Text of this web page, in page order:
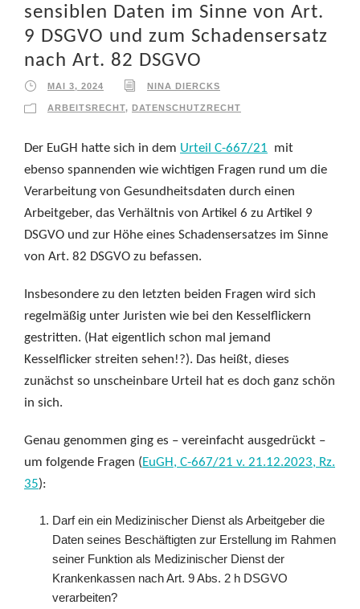
sensiblen Daten im Sinne von Art.
9 DSGVO und zum Schadensersatz
nach Art. 82 DSGVO
MAI 3, 2024 NINA DIERCKS
ARBEITSRECHT, DATENSCHUTZRECHT
Der EuGH hatte sich in dem Urteil C-667/21 mit
ebenso spannenden wie wichtigen Fragen rund um die
Verarbeitung von Gesundheitsdaten durch einen
Arbeitgeber, das Verhältnis von Artikel 6 zu Artikel 9
DSGVO und zur Höhe eines Schadensersatzes im Sinne
von Art. 82 DSGVO zu befassen.
Insbesondere zu den letzten beiden Fragen wird sich
regelmäßig unter Juristen wie bei den Kesselflickern
gestritten. (Hat eigentlich schon mal jemand
Kesselflicker streiten sehen!?). Das heißt, dieses
zunächst so unscheinbare Urteil hat es doch ganz schön
in sich.
Genau genommen ging es – vereinfacht ausgedrückt –
um folgende Fragen (EuGH, C-667/21 v. 21.12.2023, Rz.
35):
Darf ein ein Medizinischer Dienst als Arbeitgeber die
Daten seines Beschäftigten zur Erstellung im Rahmen
seiner Funktion als Medizinischer Dienst der
Krankenkassen nach Art. 9 Abs. 2 h DSGVO
verarbeiten?